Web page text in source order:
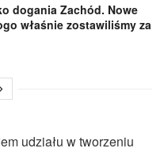
dogania Zachód. Nowe
właśnie zostawiliśmy za
udziału w tworzeniu